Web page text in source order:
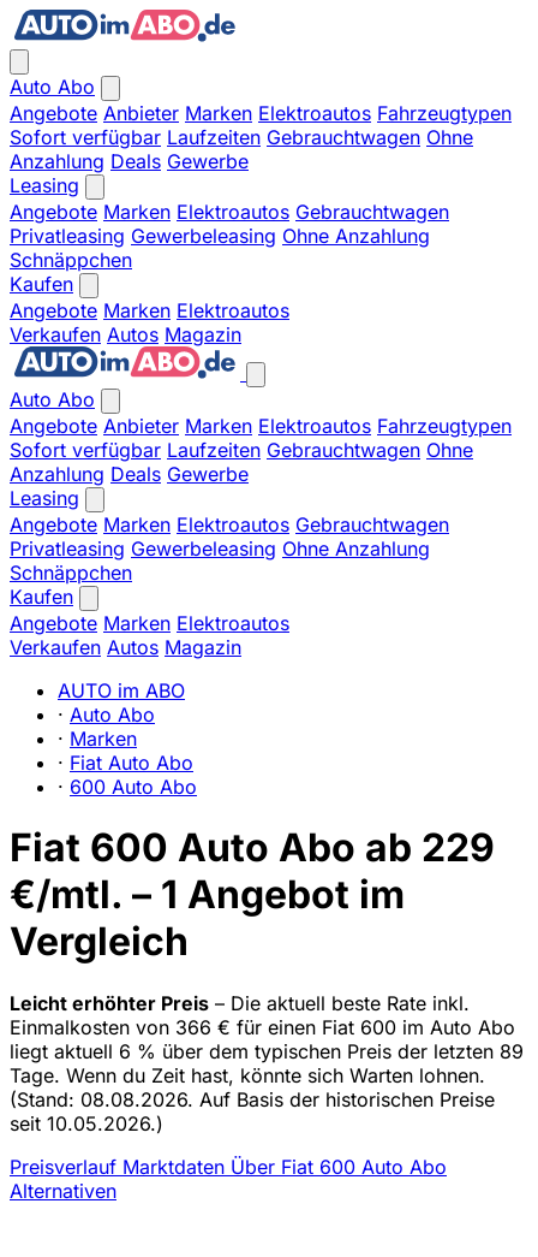
Auto Abo
Angebote Anbieter Marken Elektroautos Fahrzeugtypen
Sofort verfügbar Laufzeiten Gebrauchtwagen Ohne
Anzahlung Deals Gewerbe
Leasing
Angebote Marken Elektroautos Gebrauchtwagen
Privatleasing Gewerbeleasing Ohne Anzahlung
Schnäppchen
Kaufen
Angebote Marken Elektroautos
Verkaufen Autos Magazin
Auto Abo
Angebote Anbieter Marken Elektroautos Fahrzeugtypen
Sofort verfügbar Laufzeiten Gebrauchtwagen Ohne
Anzahlung Deals Gewerbe
Leasing
Angebote Marken Elektroautos Gebrauchtwagen
Privatleasing Gewerbeleasing Ohne Anzahlung
Schnäppchen
Kaufen
Angebote Marken Elektroautos
Verkaufen Autos Magazin
AUTO im ABO
· Auto Abo
· Marken
· Fiat Auto Abo
· 600 Auto Abo
Fiat 600 Auto Abo ab 229
€/mtl. – 1 Angebot im
Vergleich
Leicht erhöhter Preis – Die aktuell beste Rate inkl.
Einmalkosten von 366 € für einen Fiat 600 im Auto Abo
liegt aktuell 6 % über dem typischen Preis der letzten 89
Tage. Wenn du Zeit hast, könnte sich Warten lohnen.
(Stand: 08.08.2026. Auf Basis der historischen Preise
seit 10.05.2026.)
Preisverlauf Marktdaten Über Fiat 600 Auto Abo
Alternativen